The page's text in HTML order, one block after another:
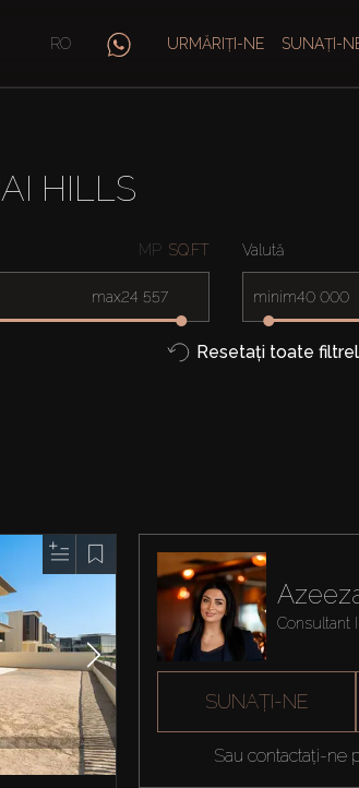
RO URMĂRIȚI-NE SUNAȚI-
HILLS
MP SQ.FT
max
Valută
minim
Resetați toate
Consultant
SUNAȚI-NE
Sau contactați-ne